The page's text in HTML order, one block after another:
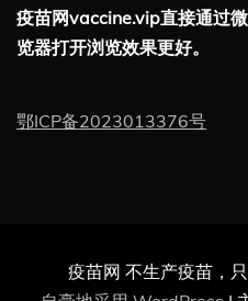
疫苗网vaccine.vip直接通过
览器打开浏览效果更好。
鄂ICP备2023013376号
疫苗网 不生产疫苗，